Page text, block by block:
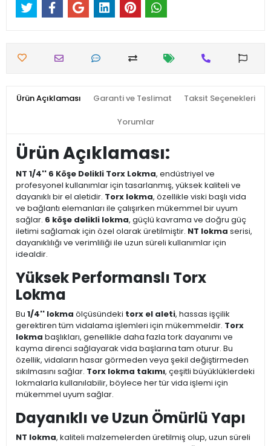
Ürün Açıklaması Garanti ve Teslimat Taksit Seçenekleri
Yorumlar
Ürün Açıklaması:
NT 1/4'' 6 Köşe Delikli Torx Lokma, endüstriyel ve
profesyonel kullanımlar için tasarlanmış, yüksek kaliteli ve
dayanıklı bir el aletidir. Torx lokma, özellikle viski başlı vida
ve bağlantı elemanları ile çalışırken mükemmel bir uyum
sağlar. 6 köşe delikli lokma, güçlü kavrama ve doğru güç
iletimi sağlamak için özel olarak üretilmiştir. NT lokma serisi,
dayanıklılığı ve verimliliği ile uzun süreli kullanımlar için
idealdir.
Yüksek Performanslı Torx
Lokma
Bu 1/4'' lokma ölçüsündeki torx el aleti, hassas işçilik
gerektiren tüm vidalama işlemleri için mükemmeldir. Torx
lokma başlıkları, genellikle daha fazla tork dayanımı ve
kayma direnci sağlayarak vida başlarına tam oturur. Bu
özellik, vidaların hasar görmeden veya şekil değiştirmeden
sıkılmasını sağlar. Torx lokma takımı, çeşitli büyüklüklerdeki
lokmalarla kullanılabilir, böylece her tür vida işlemi için
mükemmel uyum sağlar.
Dayanıklı ve Uzun Ömürlü Yapı
NT lokma, kaliteli malzemelerden üretilmiş olup, uzun süreli